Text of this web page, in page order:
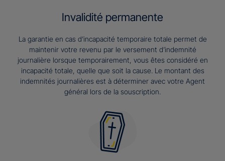
Invalidité permanente
La garantie en cas d’incapacité temporaire totale permet de
maintenir votre revenu par le versement d’indemnité
journalière lorsque temporairement, vous êtes considéré en
incapacité totale, quelle que soit la cause. Le montant des
indemnités journalières est à déterminer avec votre Agent
général lors de la souscription.